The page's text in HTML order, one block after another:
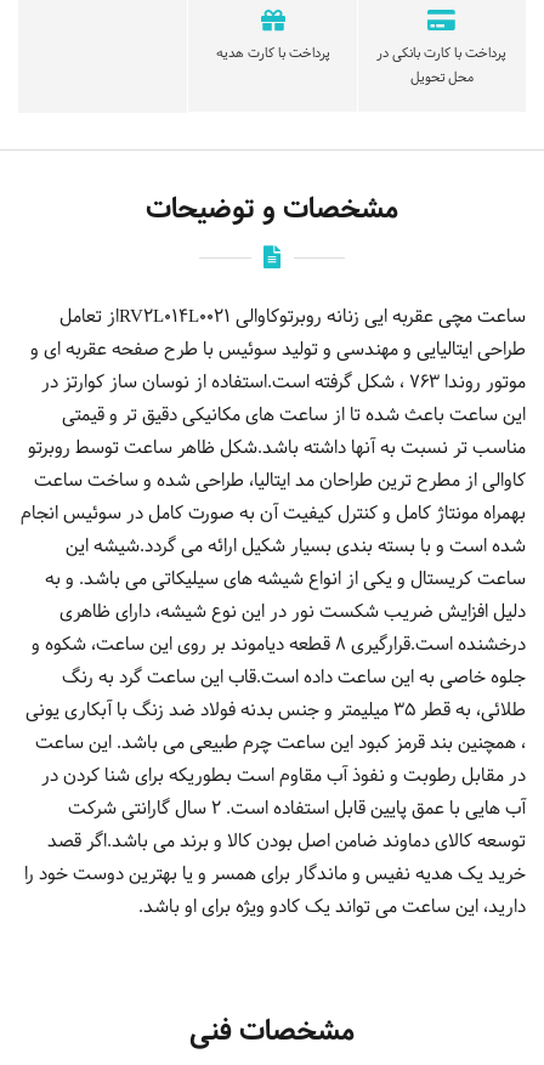
پرداخت با کارت بانکی در
محل تحویل
پرداخت با کارت هدیه
مشخصات و توضیحات
ساعت مچی عقربه ایی زنانه روبرتوکاوالی RV2L014L0021از تعامل
طراحی ایتالیایی و مهندسی و تولید سوئیس با طرح صفحه عقربه ای و
موتور روندا 763 ، شکل گرفته است.استفاده از نوسان ساز کوارتز در
این ساعت باعث شده تا از ساعت های مکانیکی دقیق تر و قیمتی
مناسب تر نسبت به آنها داشته باشد.شکل ظاهر ساعت توسط روبرتو
کاوالی از مطرح ترین طراحان مد ایتالیا، طراحی شده و ساخت ساعت
بهمراه مونتاژ کامل و کنترل کیفیت آن به صورت کامل در سوئیس انجام
شده است و با بسته بندی بسیار شکیل ارائه می گردد.شیشه این
ساعت کریستال و یکی از انواع شیشه های سیلیکاتی می باشد. و به
دلیل افزایش ضریب شکست نور در این نوع شیشه، دارای ظاهری
درخشنده است.قرارگیری 8 قطعه دیاموند بر روی این ساعت، شکوه و
جلوه خاصی به این ساعت داده است.قاب این ساعت گرد به رنگ
طلائی، به قطر 35 میلیمتر و جنس بدنه فولاد ضد زنگ با آبکاری یونی
، همچنین بند قرمز کبود این ساعت چرم طبیعی می باشد. این ساعت
در مقابل رطوبت و نفوذ آب مقاوم است بطوریکه برای شنا کردن در
آب هایی با عمق پایین قابل استفاده است. 2 سال گارانتی شرکت
توسعه کالای دماوند ضامن اصل بودن کالا و برند می باشد.اگر قصد
خرید یک هدیه نفیس و ماندگار برای همسر و یا بهترین دوست خود را
دارید، این ساعت می تواند یک کادو ویژه برای او باشد.
مشخصات فنی